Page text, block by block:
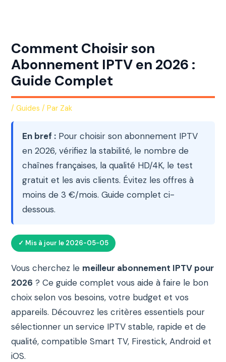
Comment Choisir son
Abonnement IPTV en 2026 :
Guide Complet
/Guides / Par Zak
En bref : Pour choisir son abonnement IPTV
en 2026, vérifiez la stabilité, le nombre de
chaînes françaises, la qualité HD/4K, le test
gratuit et les avis clients. Évitez les offres à
moins de 3 €/mois. Guide complet ci-
dessous.
✓ Mis à jour le 2026-05-05
Vous cherchez le meilleur abonnement IPTV pour
2026 ? Ce guide complet vous aide à faire le bon
choix selon vos besoins, votre budget et vos
appareils. Découvrez les critères essentiels pour
sélectionner un service IPTV stable, rapide et de
qualité, compatible Smart TV, Firestick, Android et
iOS.